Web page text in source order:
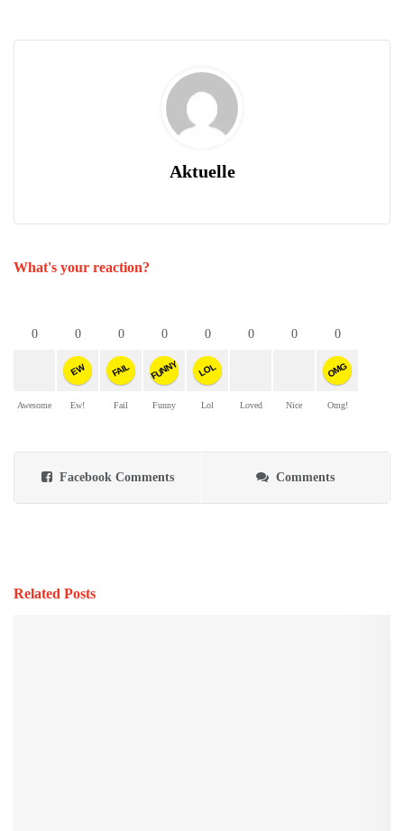
Aktuelle
What's your reaction?
0
Awesome
0
EW
Ew!
0
FAIL
Fail
0
FUNNY
Funny
0
LOL
Lol
0
Loved
0
Nice
0
OMG
Omg!
Facebook Comments Comments
Related Posts